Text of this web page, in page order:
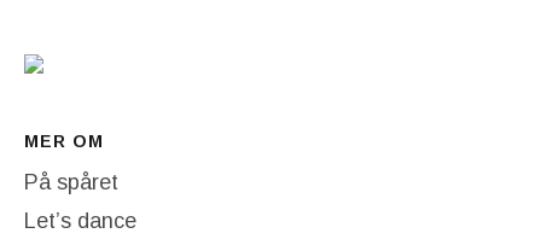
MER OM
På spåret
Let’s dance